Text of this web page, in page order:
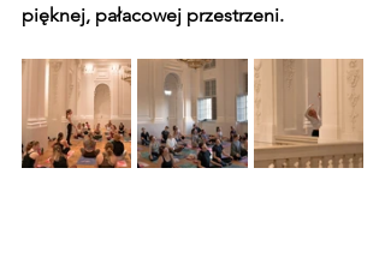
pięknej, pałacowej przestrzeni.